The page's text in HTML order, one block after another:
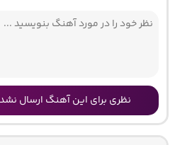
نظری برای این آهنگ ارسال